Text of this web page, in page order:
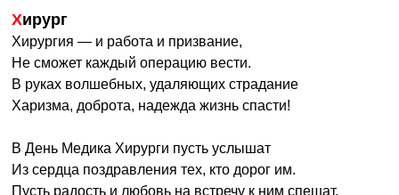
Хирург
Хирургия — и работа и призвание,
Не сможет каждый операцию вести.
В руках волшебных, удаляющих страдание
Харизма, доброта, надежда жизнь спасти!
В День Медика Хирурги пусть услышат
Из сердца поздравления тех, кто дорог им.
Пусть радость и любовь на встречу к ним спешат,